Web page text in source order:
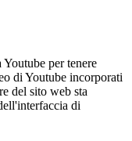
per tenere
di Youtube incorporati
del sito web sta
di